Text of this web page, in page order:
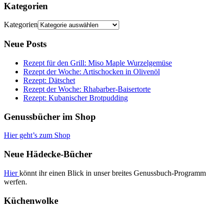
Kategorien
Kategorien
Neue Posts
Rezept für den Grill: Miso Maple Wurzelgemüse
Rezept der Woche: Artischocken in Olivenöl
Rezept: Dätschet
Rezept der Woche: Rhabarber-Baisertorte
Rezept: Kubanischer Brotpudding
Genussbücher im Shop
Hier geht’s zum Shop
Neue Hädecke-Bücher
Hierkönnt ihr einen Blick in unser breites Genussbuch-Programm
werfen.
Küchenwolke